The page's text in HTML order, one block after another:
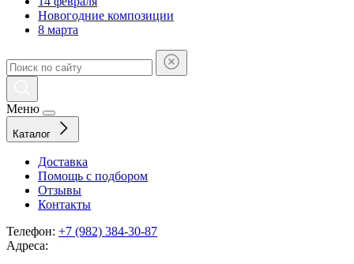
Новогодние композиции
8 марта
Меню
Каталог
Доставка
Помощь с подбором
Отзывы
Контакты
Телефон: +7 (982) 384-30-87
Адреса: